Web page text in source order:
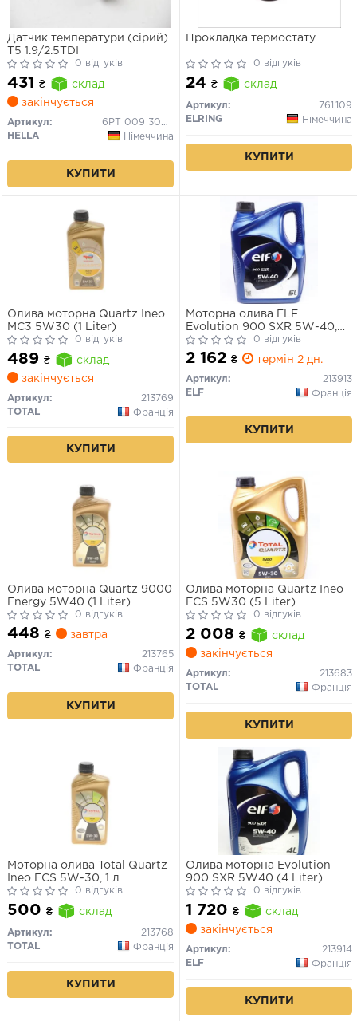
Датчик температури (сірий)
T5 1.9/2.5TDI
0 відгуків
431 ₴
склад
закінчується
Артикул:
6PT 009 309-331
HELLA
Німеччина
КУПИТИ
Прокладка термостату
0 відгуків
24 ₴ склад
Артикул:
761.109
ELRING
Німеччина
КУПИТИ
Олива моторна Quartz Ineo
MC3 5W30 (1 Liter)
0 відгуків
489 ₴
склад
закінчується
Артикул:
213769
TOTAL
Франція
КУПИТИ
Моторна олива ELF
Evolution 900 SXR 5W-40,
5л.
0 відгуків
2 162 ₴ термін 2 дн.
Артикул:
213913
ELF
Франція
КУПИТИ
Олива моторна Quartz 9000
Energy 5W40 (1 Liter)
0 відгуків
448 ₴ завтра
Артикул:
213765
TOTAL
Франція
КУПИТИ
Олива моторна Quartz Ineo
ECS 5W30 (5 Liter)
0 відгуків
2 008 ₴
склад
закінчується
Артикул:
213683
TOTAL
Франція
КУПИТИ
Моторна олива Total Quartz
Ineo ECS 5W-30, 1 л
0 відгуків
500 ₴ склад
Артикул:
213768
TOTAL
Франція
КУПИТИ
Олива моторна Evolution
900 SXR 5W40 (4 Liter)
0 відгуків
1 720 ₴
склад
закінчується
Артикул:
213914
ELF
Франція
КУПИТИ